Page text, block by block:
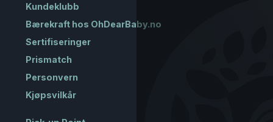
Kundeklubb
Bærekraft hos OhDearBaby.no
Sertifiseringer
Prismatch
Personvern
Kjøpsvilkår